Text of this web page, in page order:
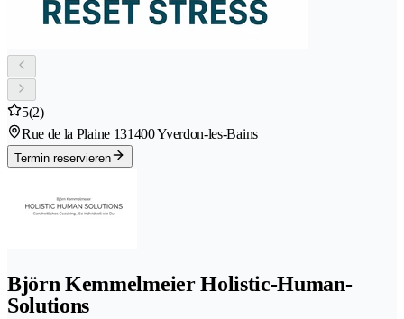
5(2)
Rue de la Plaine 131400 Yverdon-les-Bains
Termin reservieren
Björn Kemmelmeier Holistic-Human-
Solutions